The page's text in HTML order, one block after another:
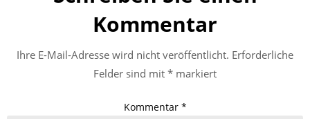
Kommentar
Ihre E-Mail-Adresse wird nicht veröffentlicht. Erforderliche
Felder sind mit * markiert
Kommentar *